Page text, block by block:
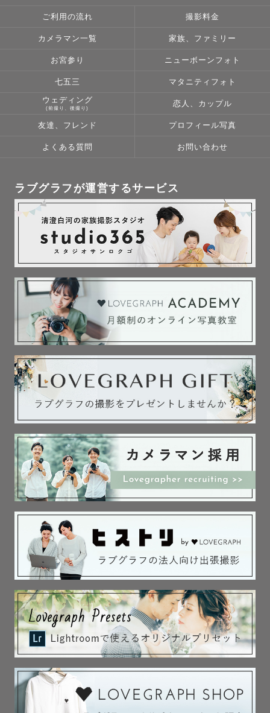
とても幸せな時間だと感じています。
その時の表情はかけがえのないもの。
晴れの日も日常も、幸せな瞬間を
たくさん残せるよう心を込めて撮影します♡
２児のママなので、
子どもの写真を撮影することが
カメラ目線ばっちりの写真だけじゃなく、
自然な姿も残せるように、
その場の雰囲気も大事にしています。
お子様のペースにも合わせますので
ご安心ください♡
🌟ご注意事項
◼︎交通費が3000円を超える場合、追加で交通費・出張費を
ご負担頂く場合がございます
◼︎ストロボが必要な撮影は行っておりません
🌟最後に
たくさんの人に、幸せな気持ちになれる
写真を届けたいと思って撮影に臨んでいます！
一人でも多くのゲストさんと
ご利用の流れ 撮影料金
カメラマン一覧 家族、ファミリー
お宮参り ニューボーンフォト
七五三 マタニティフォト
ウェディング
(前撮り、後撮り)
恋人、カップル
友達、フレンド プロフィール写真
よくある質問 お問い合わせ
ラブグラフが運営するサービス